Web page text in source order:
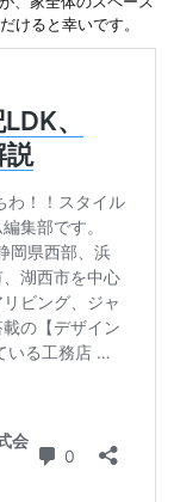
けると幸いです。